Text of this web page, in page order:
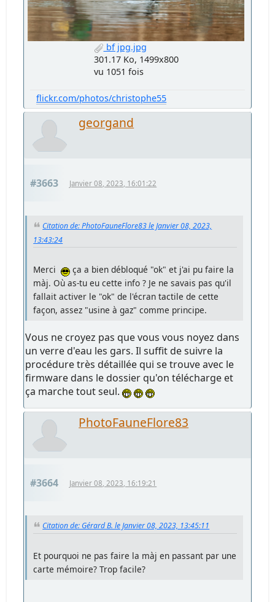
bf jpg.jpg
301.17 Ko, 1499x800
vu 1051 fois
flickr.com/photos/christophe55
georgand
#3663 Janvier 08, 2023, 16:01:22
Citation de: PhotoFauneFlore83 le Janvier 08, 2023,
13:43:24
Merci
ça a bien débloqué "ok" et j'ai pu faire la
màj. Où as-tu eu cette info ? Je ne savais pas qu'il
fallait activer le "ok" de l'écran tactile de cette
façon, assez "usine à gaz" comme principe.
Vous ne croyez pas que vous vous noyez dans
un verre d'eau les gars. Il suffit de suivre la
procédure très détaillée qui se trouve avec le
firmware dans le dossier qu'on télécharge et
ça marche tout seul.
PhotoFauneFlore83
#3664 Janvier 08, 2023, 16:19:21
Citation de: Gérard B. le Janvier 08, 2023, 13:45:11
Et pourquoi ne pas faire la màj en passant par une
carte mémoire? Trop facile?